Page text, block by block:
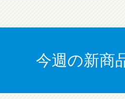
今週の新商